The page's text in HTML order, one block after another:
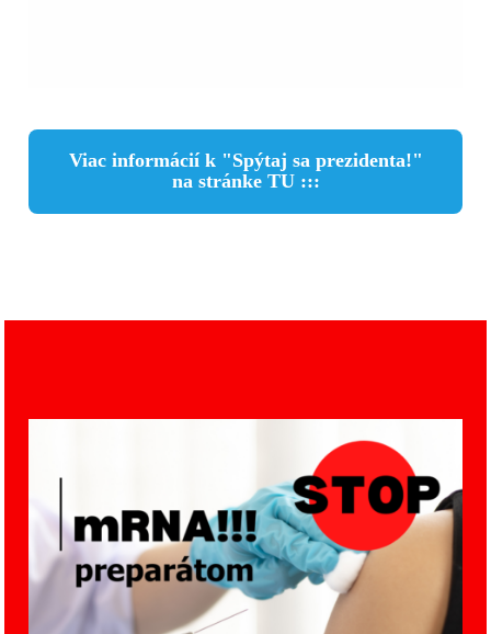
Viac informácií k "Spýtaj sa prezidenta!"
na stránke TU :::